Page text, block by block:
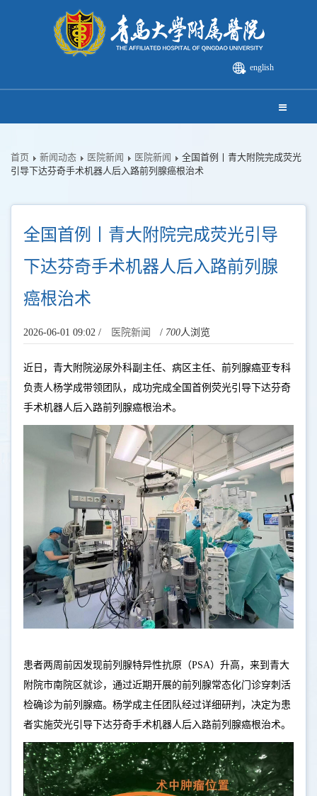
english
首页 新闻动态 医院新闻 医院新闻
全国首例丨青大附院完成荧光
引导下达芬奇手术机器人后入路前列腺癌根治术
全国首例丨青大附院完成荧光引导
下达芬奇手术机器人后入路前列腺
癌根治术
2026-06-01 09:02 / 医院新闻 / 700人浏览
近日，青大附院泌尿外科副主任、病区主任、前列腺癌亚专科
负责人杨学成带领团队，成功完成全国首例 荧光引导下达芬奇
手术机器人后入路前列腺癌根治术。
患者两周前因发现前列腺特异性抗原（PSA）升高，来到青大
附院市南院区就诊，通过近期开展的前列腺常态化门诊穿刺活
检确诊为前列腺癌。杨学成主任团队经过详细研判，决定为患
者实施荧光引导下达芬奇手术机器人后入路前列腺癌根治术。